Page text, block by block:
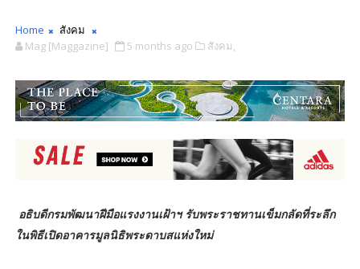
Home
สังคม
Mag [Maggazine]
5 months ago สังคม,
อธิบดีกรมพัฒนาฝีมือแรงงานเฝ้าฯ รับพระราชทานเข็มกลัดที่ระลึก
ในพิธีเปิดอาคารมูลนิธิพระดาบสแห่งใหม่